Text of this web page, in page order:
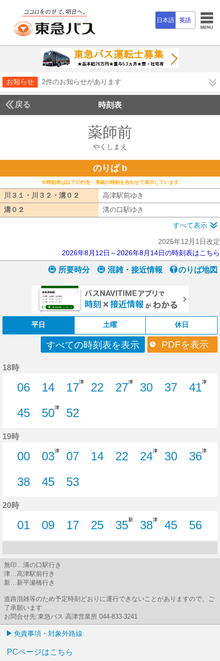
日本語 英語
お知らせ 2件のお知らせがあります
戻る 時刻表
薬師前
やくしまえ
のりば b
※時刻表は以下の行先・系統の時刻を合わせて表示しています
川３１・川３２・溝０２ 川３１・川３２・溝０２
高津駅前ゆき
溝０２
溝の口駅ゆき
すべて表示
2025年12月1日改定
2026年8月12日～2026年8月14日の時刻表はこちら
所要時分 混雑・接近情報 のりば地図
平日 土曜 休日
すべての時刻表を表示 PDFを表示
18時
06
6分はつ
14
14分はつ
17津
22
27津
30
37
41津
45
50津
52
19時
00
03津
07
14
22
24津
30
36津
38
45
53
20時
01
1分はつ
09
9分はつ
17
17分はつ
25
25分はつ
35
35分はつ
新
38
38分はつ
津
45
45分はつ
56
56分
無印…溝の口駅行き
津…高津駅前行き
新…新平瀬橋行き
道路混雑等のため予定時刻どおりに運行できないことがありますので、ご
了承願います
お問合せ先:東急バス 高津営業所 044-833-3241
免責事項・対象外路線
PCページはこちら